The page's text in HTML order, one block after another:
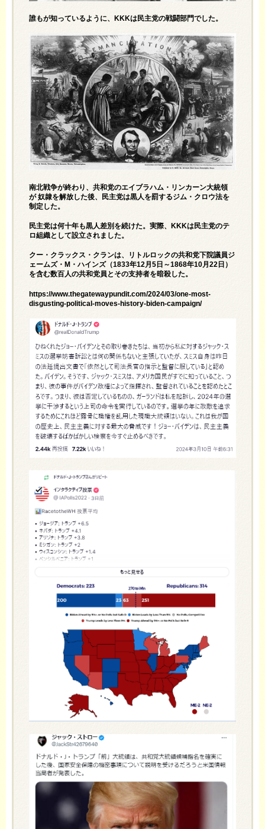
誰もが知っているように、KKKは民主党の戦闘部門でした。
南北戦争が終わり、共和党のエイブラハム・リンカーン大統領
が奴隷を解放した後、民主党は黒人を罰するジム・クロウ法を
制定した。
民主党は何十年も黒人差別を続けた。実際、KKKは民主党のテ
ロ組織として設立されました。
クー・クラックス・クランは、リトルロックの共和党下院議員ジ
ェームズ・M・ハインズ（1833年12月5日～1868年10月22日）
を含む数百人の共和党員とその支持者を暗殺した。
https://www.thegatewaypundit.com/2024/03/one-most-
disgusting-political-moves-history-biden-campaign/